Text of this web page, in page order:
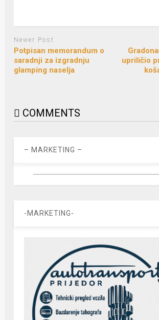
Newer Post
Potpisan memorandum o
saradnji za izgradnju
glamping naselja
upriličio
COMMENTS
– MARKETING –
-MARKETING-